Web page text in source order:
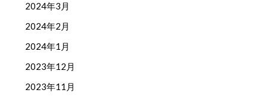
2024年3月
2024年2月
2024年1月
2023年12月
2023年11月